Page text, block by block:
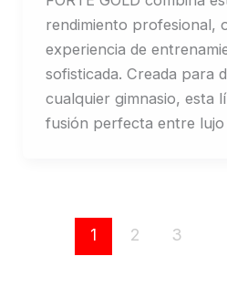
rendimiento profesional,
experiencia de
sofisticada. Creada para
cualquier gimnasio, esta
fusión perfecta entre lujo
1 2 3